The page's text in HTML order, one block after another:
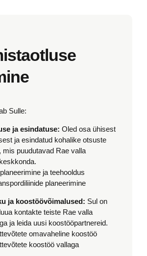
Sulle:
ja esindatuse: Oled osa ühisest
ja esindatud kohalike otsuste
mis puudutavad Rae valla
ja teehooldus
planeerimine
ja koostöövõimalused: Sul on
kontakte teiste Rae valla
ja leida uusi koostööpartnereid.
omavaheline koostöö
koostöö vallaga